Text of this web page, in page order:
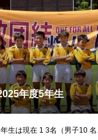
年度5年生
生は現在 1 3名（男⼦10 名